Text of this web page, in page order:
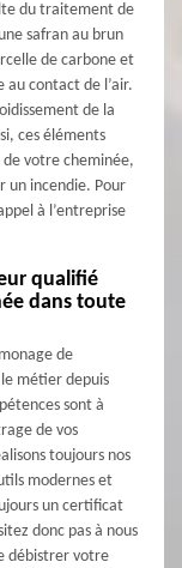
du traitement de
safran au brun
de carbone et
au contact de l’air.
de la
ces éléments
votre cheminée,
un incendie. Pour
à l’entreprise
qualifié
dans toute
de
métier depuis
sont à
de vos
toujours nos
modernes et
un certificat
donc pas à nous
débistrer votre